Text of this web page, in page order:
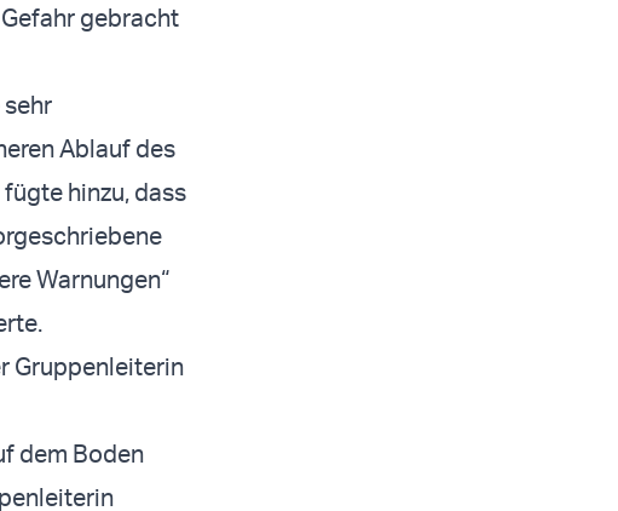
gebracht
Ablauf des
hinzu, dass
Warnungen“
Gruppenleiterin
dem Boden